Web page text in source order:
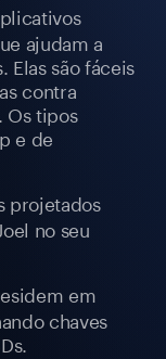
ajudam a
Elas são fáceis
contra
Os tipos
e de
projetados
no seu
em
chaves